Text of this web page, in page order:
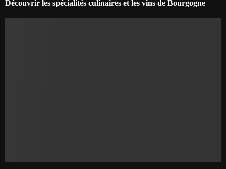
Découvrir les spécialités culinaires et les vins de Bourgogne